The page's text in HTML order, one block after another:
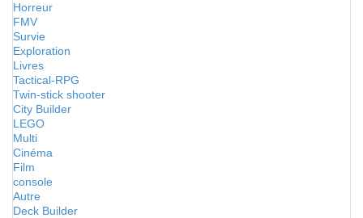
Horreur
FMV
Survie
Exploration
Livres
Tactical-RPG
Twin-stick shooter
City Builder
LEGO
Multi
Cinéma
Film
console
Autre
Deck Builder